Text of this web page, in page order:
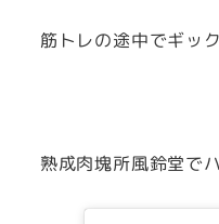
筋トレの途中でギッ
熟成肉塊所風鈴堂で